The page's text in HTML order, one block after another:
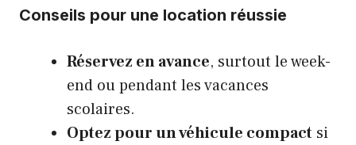
Conseils pour une location réussie
Réservez en avance, surtout le week-
end ou pendant les vacances
scolaires.
Optez pour un véhicule compact si